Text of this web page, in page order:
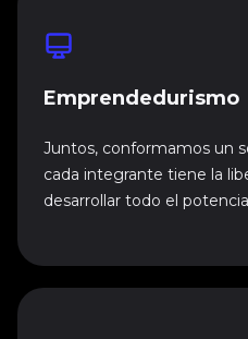
Emprendedurismo
Juntos, conformamos un
cada integrante tiene la
desarrollar todo el